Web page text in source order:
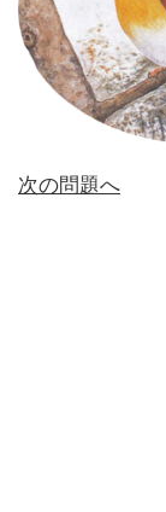
次の問題へ